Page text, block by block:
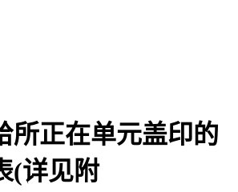
所正在单元盖印的
(详见附